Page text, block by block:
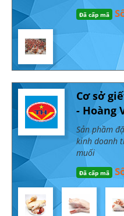
Đã cấp mã
Cơ sở
- Hoàng
Sản phầm
kinh doanh
muối
Đã cấp mã